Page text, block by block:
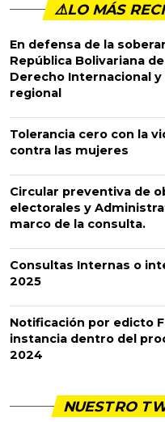
⚠️LO MÁS
En defensa de la
República Bolivariana
Derecho Internacional y
regional
Tolerancia cero con la
contra las mujeres
Circular preventiva de
electorales y
marco de la consulta.
Consultas Internas o
2025
Notificación por edicto
instancia dentro del
2024
NUESTRO